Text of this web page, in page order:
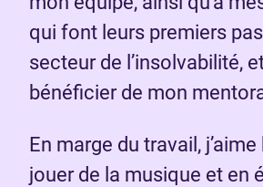
qui font leurs premiers
secteur de l’insolvabilité,
bénéficier de mon
En marge du travail,
jouer de la musique et en